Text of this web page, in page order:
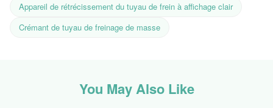
Appareil de rétrécissement du tuyau de frein à affichage clair
Crémant de tuyau de freinage de masse
You May Also Like